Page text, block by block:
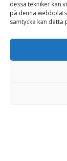
dessa tekniker kan
på denna
samtycke kan detta
Det finns inga
Bli först
Balance
Din e-